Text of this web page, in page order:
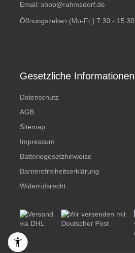
Email: shop@rahmsdorf.de
Öffnungszeiten (Mo-Fr.) 7:30 - 15:30
Gesetzliche Informationen
Datenschutz
AGB
Sitemap
Impressum
Batteriegesetzhinweise
Barrierefreiheitserklärung
Widerrufsrecht